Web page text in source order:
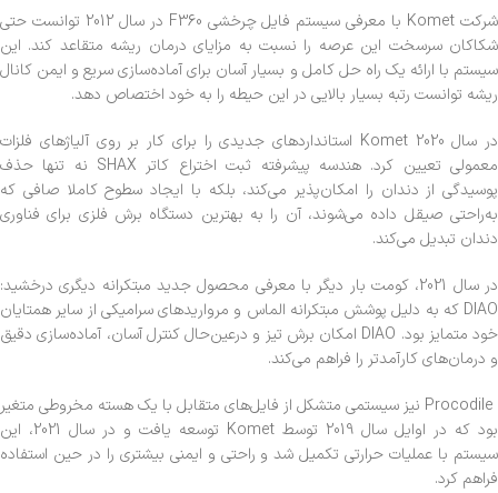
شرکت Komet با معرفی سیستم فایل چرخشی F360 در سال 2012 توانست حتی
شکاکان سرسخت این عرصه را نسبت به مزایای درمان ریشه متقاعد کند. این
سیستم با ارائه یک راه حل کامل و بسیار آسان برای آماده‌سازی سریع و ایمن کانال
ریشه توانست رتبه بسیار بالایی در این حیطه را به خود اختصاص دهد.
در سال 2020 Komet استانداردهای جدیدی را برای کار بر روی آلیاژهای فلزات
معمولی تعیین کرد. هندسه پیشرفته ثبت اختراع کاتر SHAX نه تنها حذف
پوسیدگی از دندان را امکان‌پذیر می‌کند، بلکه با ایجاد سطوح کاملا صافی که
به‌راحتی صیقل داده می‌شوند، آن را به بهترین دستگاه برش فلزی برای فناوری
دندان تبدیل می‌کند.
در سال 2021، کومت بار دیگر با معرفی محصول جدید مبتکرانه دیگری درخشید:
DIAO که به دلیل پوشش مبتکرانه الماس و مرواریدهای سرامیکی از سایر همتایان
خود متمایز بود. DIAO امکان برش تیز و درعین‌حال کنترل آسان، آماده‌سازی دقیق
و درمان‌های کارآمدتر را فراهم می‌کند.
Procodile نیز سیستمی متشکل از فایل‌های متقابل با یک هسته مخروطی متغیر
بود که در اوایل سال 2019 توسط Komet توسعه یافت و در سال 2021، این
سیستم با عملیات حرارتی تکمیل شد و راحتی و ایمنی بیشتری را در حین استفاده
فراهم کرد.